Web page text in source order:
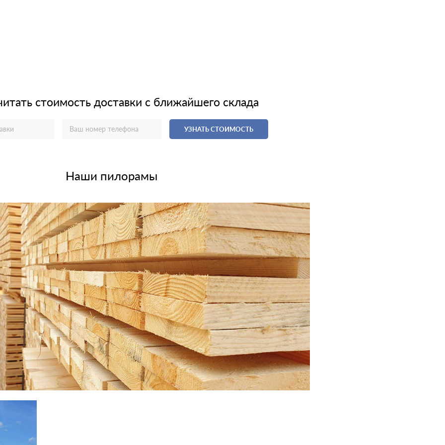
стоимость доставки с ближайшего склада
УЗНАТЬ СТОИМОСТЬ
Наши пилорамы